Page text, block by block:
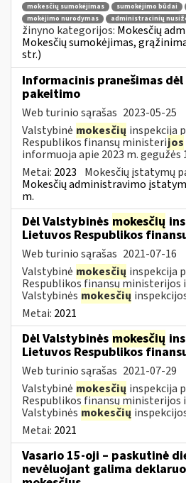
mokesčių sumokėjimas
sumokėjimo būdai
mokėjimo nurodymas
administracinių
žinyno kategorijos: Mokesčių
Mokesčių sumokėjimas,
str.)
Informacinis pranešimas dėl
pakeitimo
Web turinio sąrašas 2023-05-25
Valstybinė mokesčių inspekcija
Respublikos finansų ministerijos
informuoja apie 2023 m. gegužės
Metai: 2023 Mokesčių įstatymų
Mokesčių administravimo
m.
Dėl Valstybinės mokesčių
Lietuvos Respublikos
Web turinio sąrašas 2021-07-16
Valstybinė mokesčių inspekcija
Respublikos finansų ministerijos
Valstybinės mokesčių
Metai: 2021
Dėl Valstybinės mokesčių
Lietuvos Respublikos
Web turinio sąrašas 2021-07-29
Valstybinė mokesčių inspekcija
Respublikos finansų ministerijos
Valstybinės mokesčių
Metai: 2021
Vasario 15-oji – paskutinė
nevėluojant galima